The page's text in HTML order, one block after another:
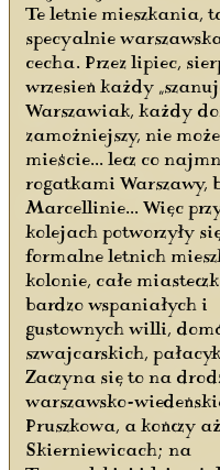
Te letnie mieszkania,
specyalnie
cecha. Przez lipiec,
wrzesień każdy
Warszawiak, każdy
zamożniejszy, nie
mieście... lecz co
rogatkami Warszawy,
Marcellinie... Więc
kolejach potworzyły
formalne letnich
kolonie, całe
bardzo wspaniałych i
gustownych willi,
szwajcarskich,
Zaczyna się to na
warszawsko-
Pruszkowa, a kończy
Skierniewicach; na